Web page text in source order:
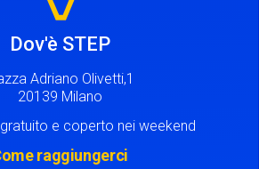
Dov'è STEP
Adriano Olivetti,1
20139 Milano
e coperto nei weekend
raggiungerci